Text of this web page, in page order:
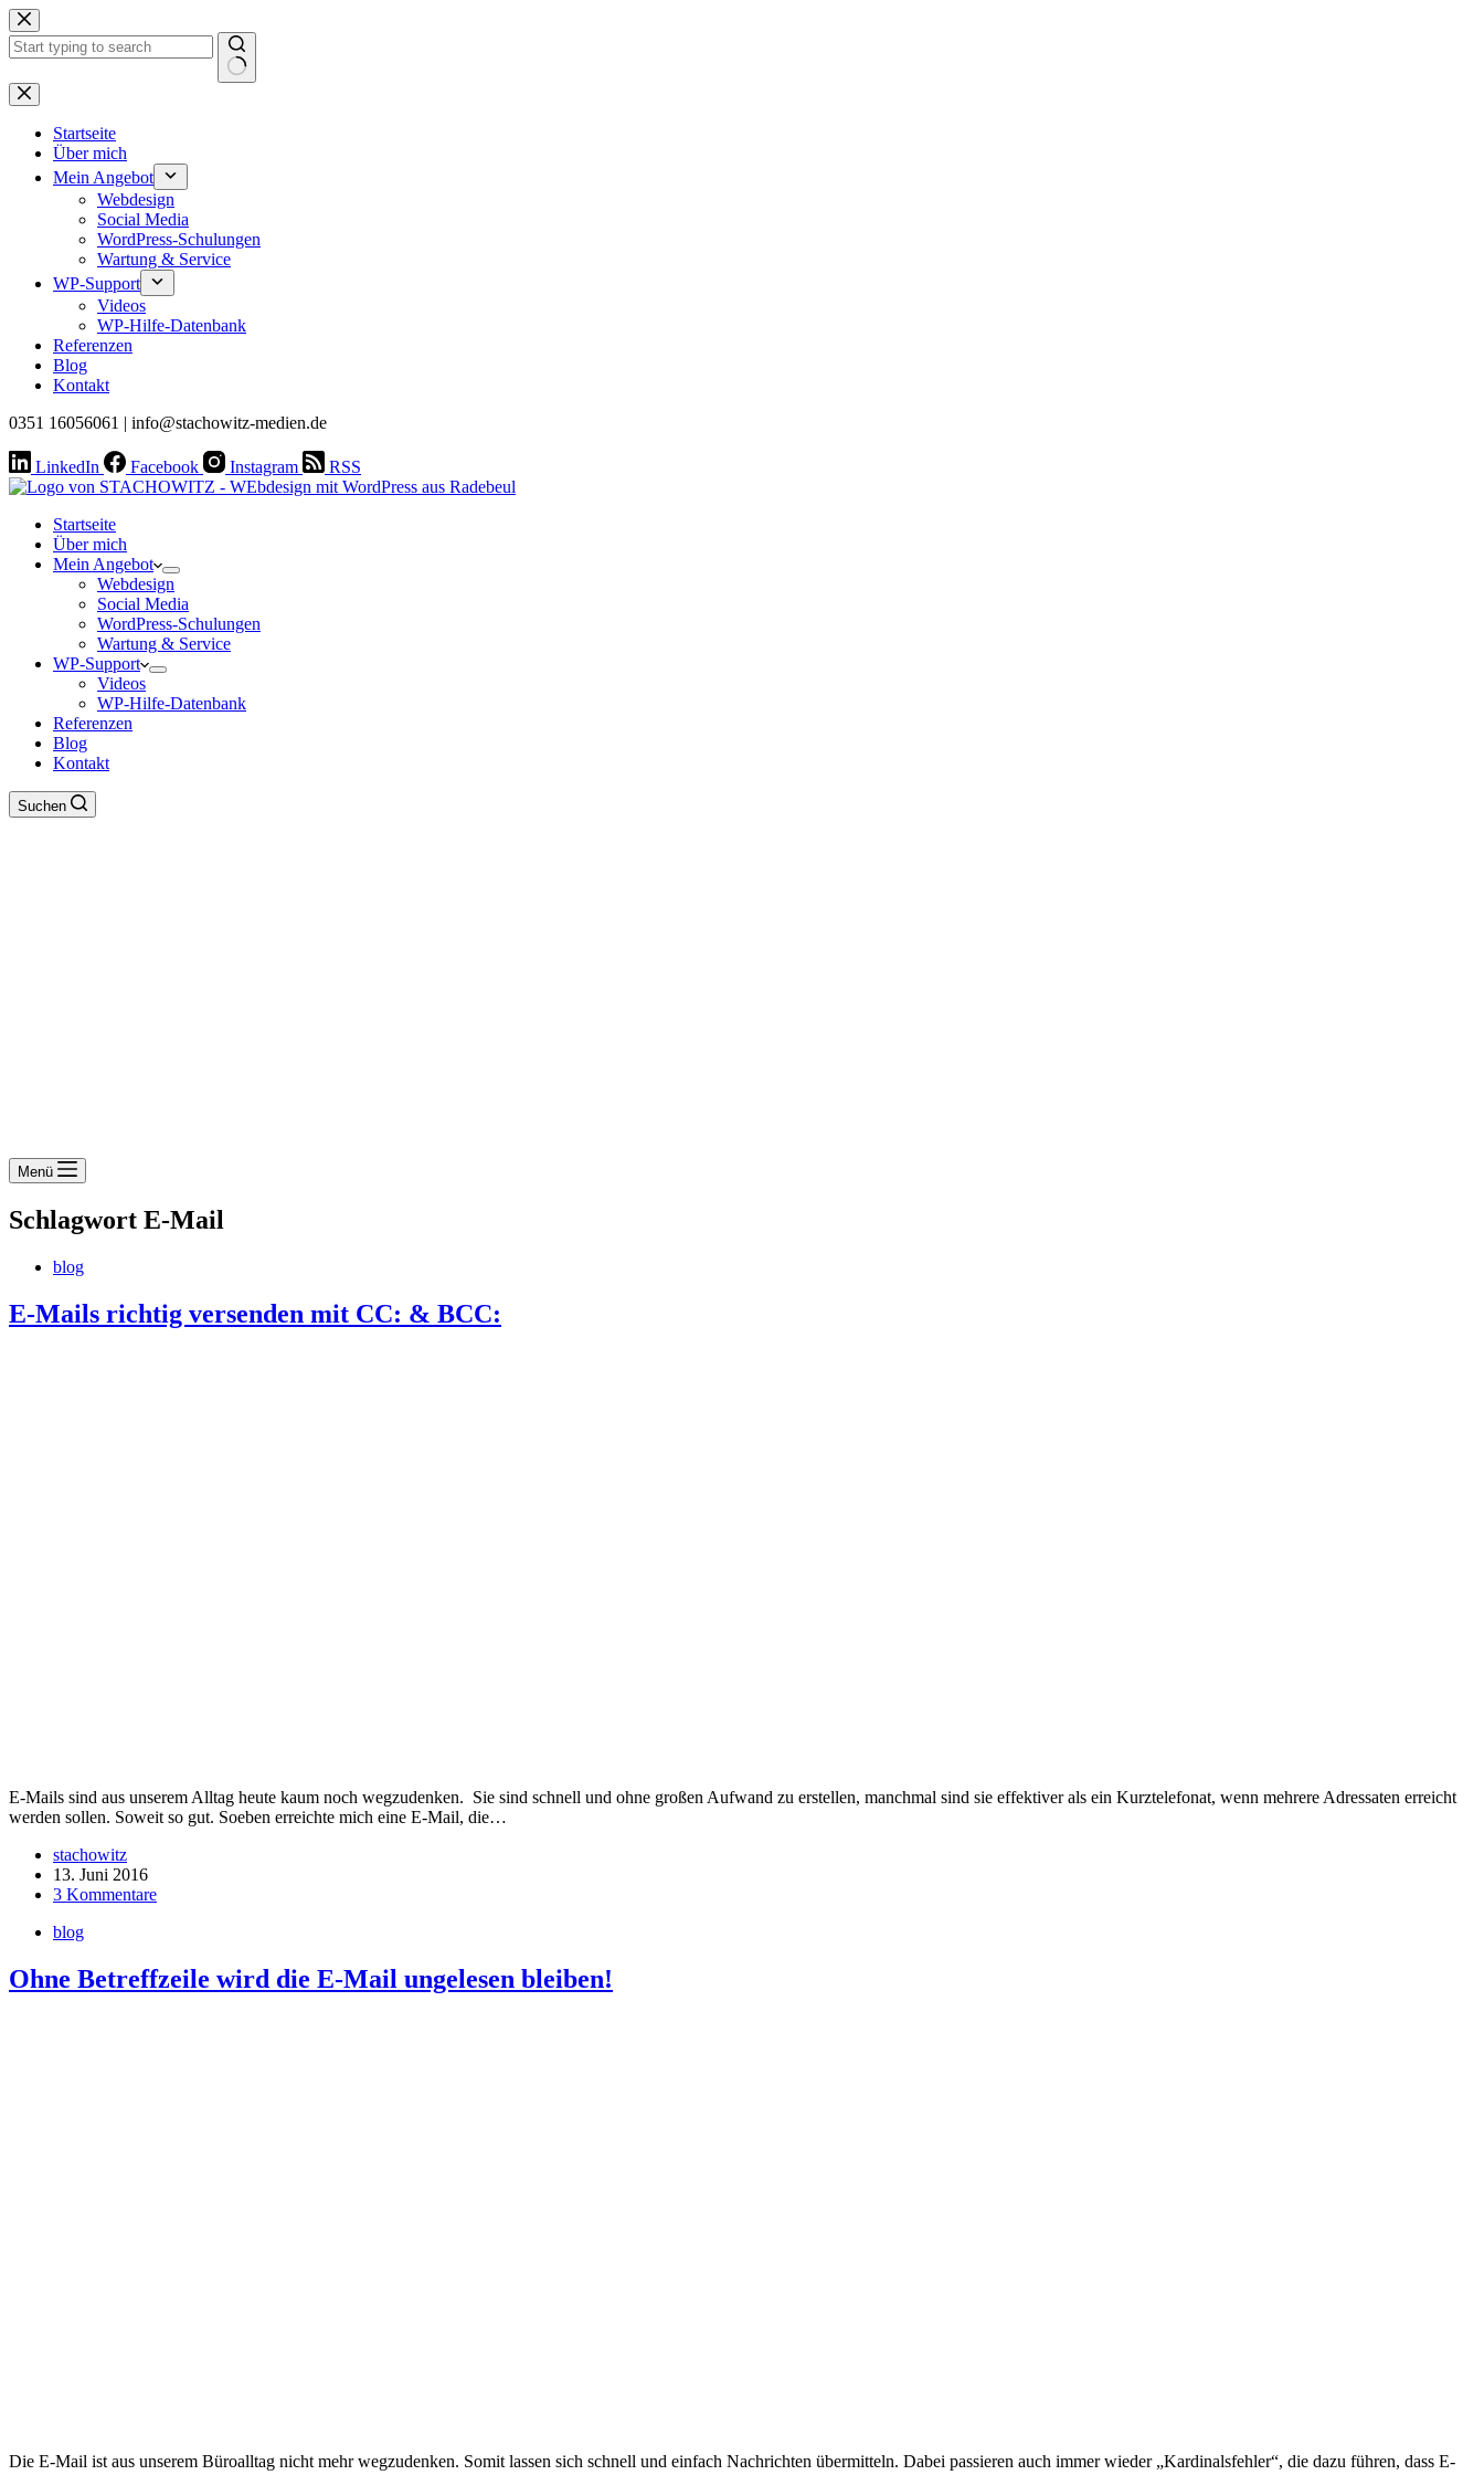
Zum
Inhalt
springen
Keine
Ergebnisse
Startseite
Über mich
Mein Angebot
Webdesign
Social Media
WordPress-Schulungen
Wartung & Service
WP-Support
Videos
WP-Hilfe-Datenbank
Referenzen
Blog
Kontakt
0351 16056061 | info@stachowitz-medien.de
LinkedIn Facebook Instagram RSS
Startseite
Über mich
Mein Angebot
Webdesign
Social Media
WordPress-Schulungen
Wartung & Service
WP-Support
Videos
WP-Hilfe-Datenbank
Referenzen
Blog
Kontakt
Suchen
Menü
Schlagwort E-Mail
blog
E-Mails richtig versenden mit CC: & BCC:
E-Mails sind aus unserem Alltag heute kaum noch wegzudenken. Sie sind schnell und ohne großen Aufwand zu erstellen, manchmal sind sie effektiver als ein Kurztelefonat, wenn mehrere Adressaten erreicht
werden sollen. Soweit so gut. Soeben erreichte mich eine E-Mail, die…
stachowitz
13. Juni 2016
3 Kommentare
blog
Ohne Betreffzeile wird die E-Mail ungelesen bleiben!
Die E-Mail ist aus unserem Büroalltag nicht mehr wegzudenken. Somit lassen sich schnell und einfach Nachrichten übermitteln. Dabei passieren auch immer wieder „Kardinalsfehler“, die dazu führen, dass E-